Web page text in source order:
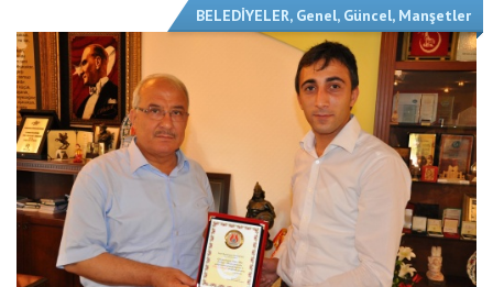
BELEDİYELER, Genel, Güncel, Manşetler